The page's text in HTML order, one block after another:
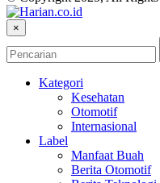
×
Kategori
Kesehatan
Otomotif
Internasional
Label
Manfaat Buah
Berita Otomotif